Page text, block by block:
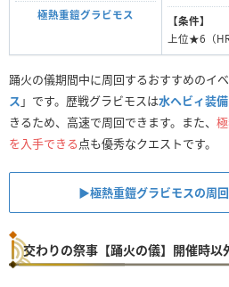
極熱重鎧グラビモス
【条件】
上位★6（
踊火の儀期間中に周回するおすすめのイ
ス 」です。歴戦グラビモスは水ヘビィ装備
きるため、高速で周回できます。また、
を入手できる 点も優秀なクエストです。
▶︎極熱重鎧グラビモスの周
交わりの祭事【踊火の儀】開催時以